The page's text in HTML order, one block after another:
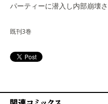
パーティーに潜入し内部崩壊
既刊3巻